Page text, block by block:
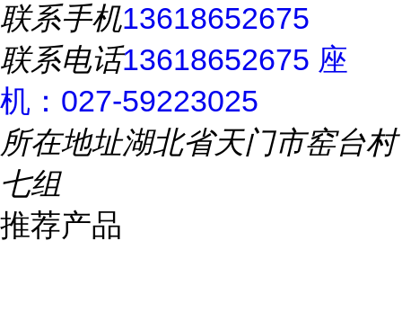
联系手机13618652675
联系电话13618652675 座
机：027-59223025
所在地址湖北省天门市窑台村
七组
推荐产品